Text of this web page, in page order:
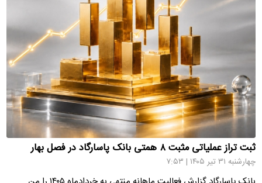
ثبت تراز عملیاتی مثبت ۸ همتی بانک پاسارگاد در فصل بهار
چهارشنبه ۳۱ تیر ۱۴۰۵ | ۷:۵۳